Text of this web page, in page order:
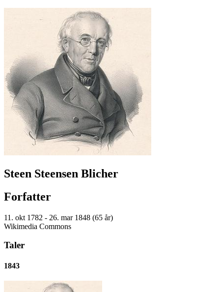
Steen Steensen Blicher
Forfatter
11. okt 1782 - 26. mar 1848 (65 år)
Wikimedia Commons
Taler
1843